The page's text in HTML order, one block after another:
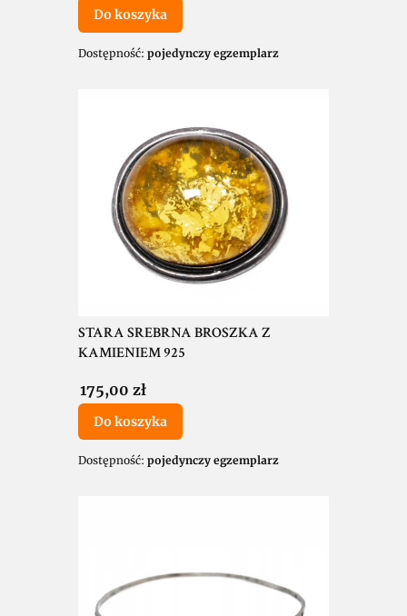
Do koszyka
Dostępność: pojedynczy egzemplarz
STARA SREBRNA BROSZKA Z
KAMIENIEM 925
Cena
175,00 zł
Do koszyka
Dostępność: pojedynczy egzemplarz